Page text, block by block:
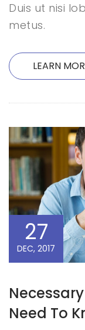
Duis ut nisi
metus.
LEARN
27
DEC, 2017
Need To